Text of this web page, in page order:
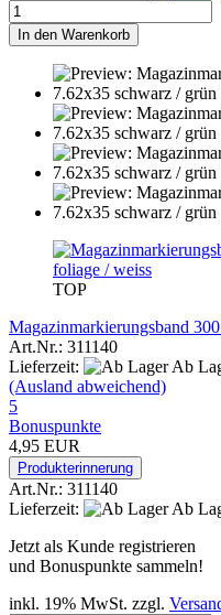
In den Warenkorb
TOP
Magazinmarkierungsband
Art.Nr.: 311140
Lieferzeit:
Ab
(Ausland abweichend)
5
Bonuspunkte
4,95 EUR
Produkterinnerung
Art.Nr.: 311140
Lieferzeit:
Ab
Jetzt als Kunde registrieren
und Bonuspunkte sammeln!
inkl. 19% MwSt. zzgl.